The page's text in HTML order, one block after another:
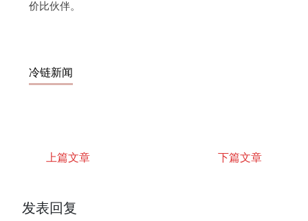
价比伙伴。
冷链新闻
上篇文章 下篇文章
发表回复